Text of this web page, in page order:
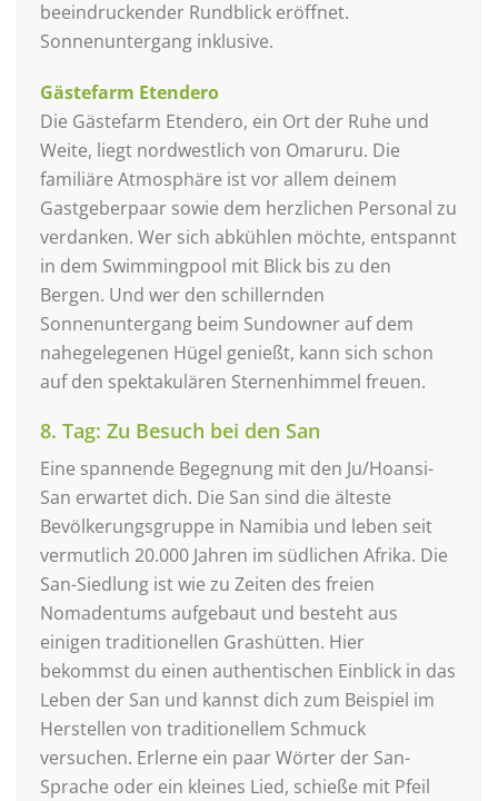
beeindruckender Rundblick eröffnet.
Sonnenuntergang inklusive.
Gästefarm Etendero
Die Gästefarm Etendero, ein Ort der Ruhe und
Weite, liegt nordwestlich von Omaruru. Die
familiäre Atmosphäre ist vor allem deinem
Gastgeberpaar sowie dem herzlichen Personal zu
verdanken. Wer sich abkühlen möchte, entspannt
in dem Swimmingpool mit Blick bis zu den
Bergen. Und wer den schillernden
Sonnenuntergang beim Sundowner auf dem
nahegelegenen Hügel genießt, kann sich schon
auf den spektakulären Sternenhimmel freuen.
8. Tag: Zu Besuch bei den San
Eine spannende Begegnung mit den Ju/Hoansi-
San erwartet dich. Die San sind die älteste
Bevölkerungsgruppe in Namibia und leben seit
vermutlich 20.000 Jahren im südlichen Afrika. Die
San-Siedlung ist wie zu Zeiten des freien
Nomadentums aufgebaut und besteht aus
einigen traditionellen Grashütten. Hier
bekommst du einen authentischen Einblick in das
Leben der San und kannst dich zum Beispiel im
Herstellen von traditionellem Schmuck
versuchen. Erlerne ein paar Wörter der San-
Sprache oder ein kleines Lied, schieße mit Pfeil